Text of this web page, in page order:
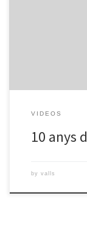
VIDEOS
10 anys
by valls